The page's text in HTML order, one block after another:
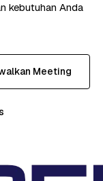
kebutuhan Anda
Meeting